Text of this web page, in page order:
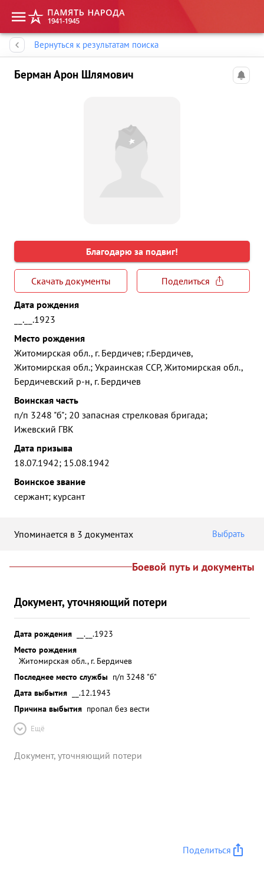
Вернуться к результатам поиска
Берман Арон Шлямович
Благодарю за подвиг!
Скачать документы
Поделиться
Дата рождения
__.__.1923
Место рождения
Житомирская обл., г. Бердичев; г.Бердичев,
Житомирская обл.; Украинская ССР, Житомирская обл.,
Бердичевский р-н, г. Бердичев
Воинская часть
п/п 3248 "б"; 20 запасная стрелковая бригада;
Ижевский ГВК
Дата призыва
18.07.1942; 15.08.1942
Воинское звание
сержант; курсант
Упоминается в 3 документах Выбрать
Боевой путь и документы
Документ, уточняющий потери
Дата рождения
__.__.1923
Место рождения
Житомирская обл., г. Бердичев
Последнее место службы п/п 3248 "б"
Дата выбытия
__.12.1943
Причина выбытия пропал без вести
Ещё
Документ, уточняющий потери
Поделиться
Память народа